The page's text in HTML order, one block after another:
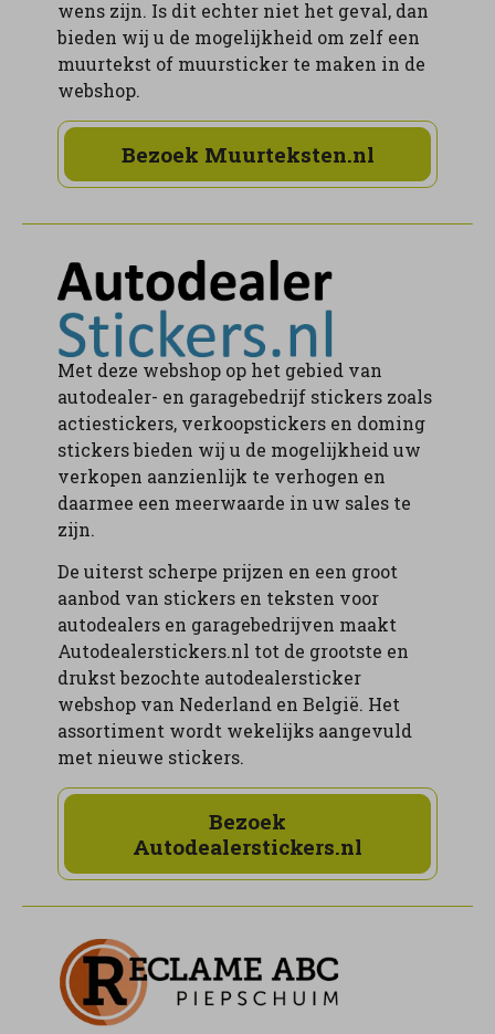
wens zijn. Is dit echter niet het geval, dan
bieden wij u de mogelijkheid om zelf een
muurtekst of muursticker te maken in de
webshop.
Bezoek Muurteksten.nl
Met deze webshop op het gebied van
autodealer- en garagebedrijf stickers zoals
actiestickers, verkoopstickers en doming
stickers bieden wij u de mogelijkheid uw
verkopen aanzienlijk te verhogen en
daarmee een meerwaarde in uw sales te
zijn.
De uiterst scherpe prijzen en een groot
aanbod van stickers en teksten voor
autodealers en garagebedrijven maakt
Autodealerstickers.nl tot de grootste en
drukst bezochte autodealersticker
webshop van Nederland en België. Het
assortiment wordt wekelijks aangevuld
met nieuwe stickers.
Bezoek
Autodealerstickers.nl